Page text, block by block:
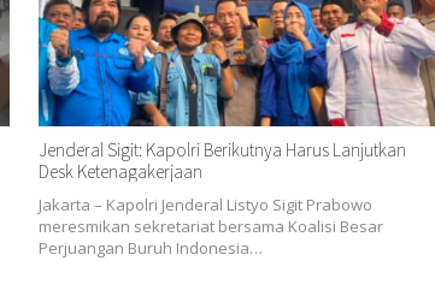
Jenderal Sigit: Kapolri Berikutnya Harus Lanjutkan
Desk Ketenagakerjaan
Jakarta – Kapolri Jenderal Listyo Sigit Prabowo
meresmikan sekretariat bersama Koalisi Besar
Perjuangan Buruh Indonesia…